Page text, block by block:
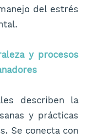
del estrés
y procesos
describen la
y prácticas
Se conecta con